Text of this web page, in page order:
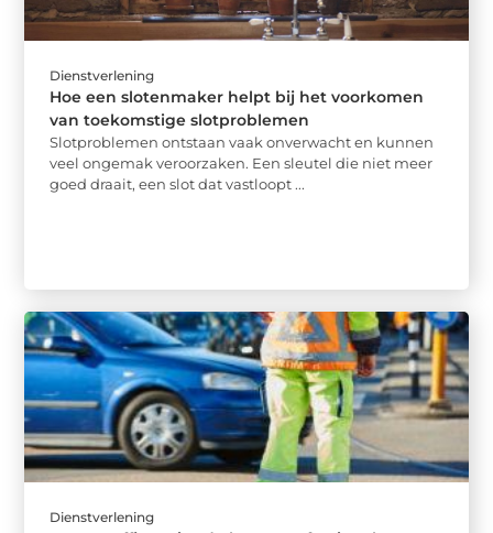
Dienstverlening
Hoe een slotenmaker helpt bij het voorkomen
van toekomstige slotproblemen
Slotproblemen ontstaan vaak onverwacht en kunnen
veel ongemak veroorzaken. Een sleutel die niet meer
goed draait, een slot dat vastloopt ...
Dienstverlening